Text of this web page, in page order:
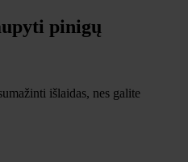
pinigų
išlaidas, nes galite